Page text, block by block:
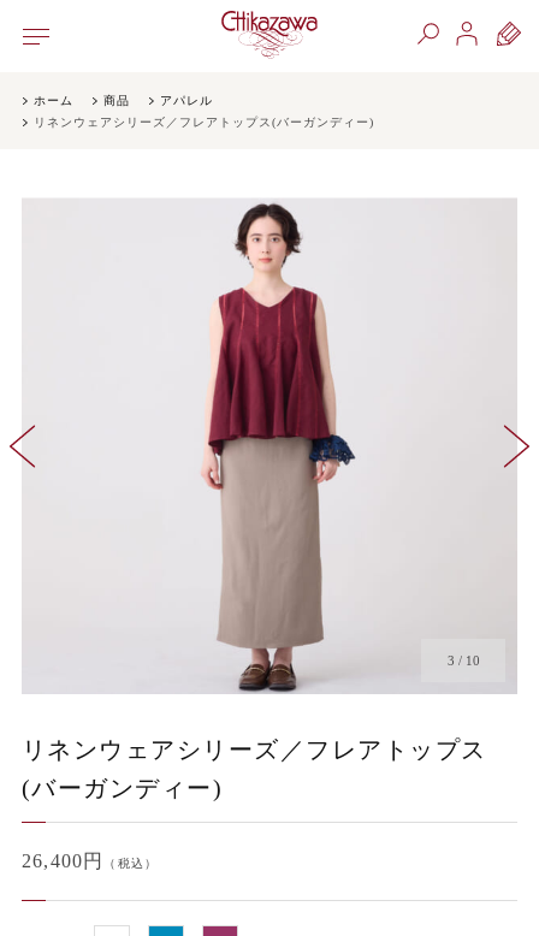
ホーム 商品
アパレル
リネンウェアシリーズ／フレアトップス(バーガンディー)
4 / 10
リネンウェアシリーズ／フレアトップス
(バーガンディー)
26,400円 （税込）